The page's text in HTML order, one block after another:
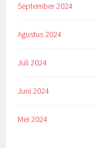
September 2024
Agustus 2024
Juli 2024
Juni 2024
Mei 2024